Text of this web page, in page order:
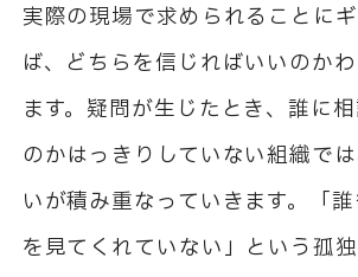
実際の現場で求められることに
ば、どちらを信じればいいのか
ます。疑問が生じたとき、誰に
のかはっきりしていない組織で
いが積み重なっていきます。「
を見てくれていない」という孤